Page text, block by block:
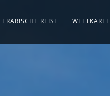
REISE WELTKARTE